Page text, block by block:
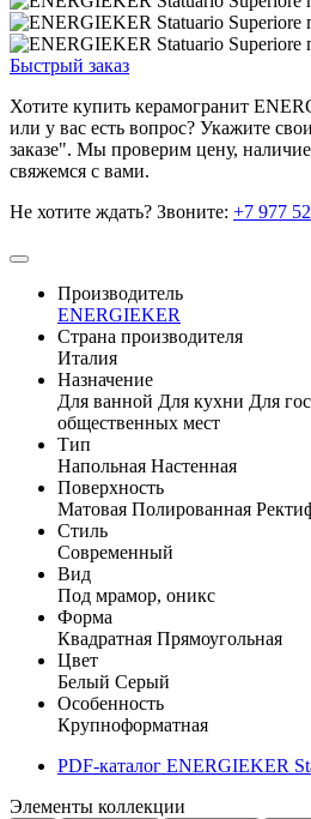
Быстрый заказ
Хотите купить керамогранит
или у вас есть вопрос? Укажите
заказе". Мы проверим цену,
свяжемся с вами.
Не хотите ждать? Звоните: +7 977
Производитель
ENERGIEKER
Страна производителя
Италия
Назначение
Для ванной Для кухни Для
общественных мест
Тип
Напольная Настенная
Поверхность
Матовая Полированная
Стиль
Современный
Вид
Под мрамор, оникс
Форма
Квадратная Прямоугольная
Цвет
Белый Серый
Особенность
Крупноформатная
PDF-каталог ENERGIEKER
Элементы коллекции